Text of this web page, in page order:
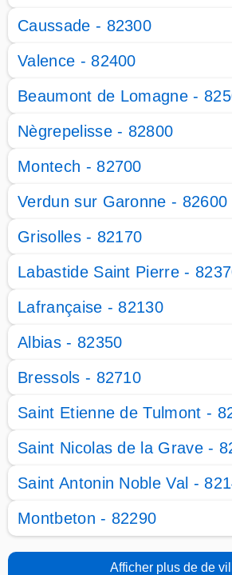
Caussade - 82300
Valence - 82400
Beaumont de Lomagne -
Nègrepelisse - 82800
Montech - 82700
Verdun sur Garonne - 82600
Grisolles - 82170
Labastide Saint Pierre -
Lafrançaise - 82130
Albias - 82350
Bressols - 82710
Saint Etienne de Tulmont -
Saint Nicolas de la Grave -
Saint Antonin Noble Val -
Montbeton - 82290
Afficher plus de de